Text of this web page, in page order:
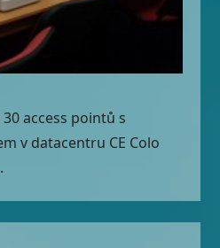
access pointů s
v datacentru CE Colo